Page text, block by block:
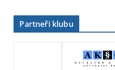
Partneři klubu